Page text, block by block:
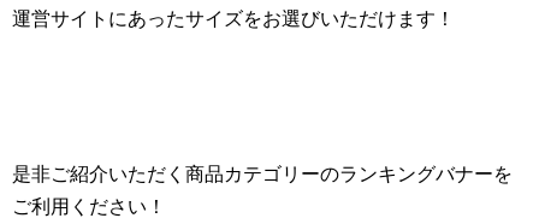
運営サイトにあったサイズをお選びいただけます！
是非ご紹介いただく商品カテゴリーのランキングバナーを
ご利用ください！